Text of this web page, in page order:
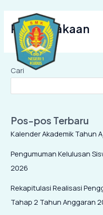
kontenPerpustakaan
Cari
Pos-pos Terbaru
Kalender Akademik Tahun
Pengumuman Kelulusan
2026
Rekapitulasi Realisasi
Tahap 2 Tahun Anggaran